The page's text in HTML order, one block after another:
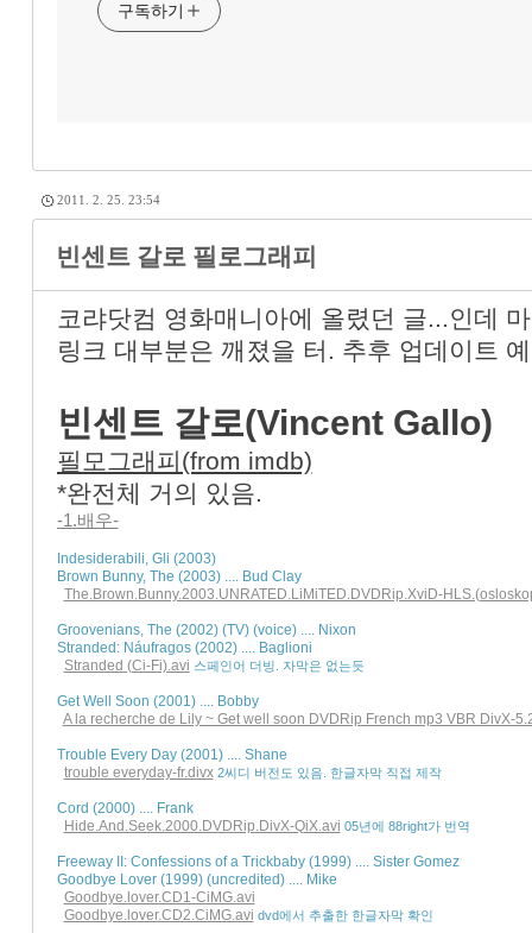
구독하기
2011. 2. 25. 23:54
빈센트 갈로 필로그래피
코랴닷컴 영화매니아에 올렸던 글...인데
링크 대부분은 깨졌을 터. 추후 업데이트
빈센트 갈로(Vincent Gallo)
필모그래피(from imdb)
*완전체 거의 있음.
-1.배우-
Indesiderabili, Gli (2003)
Brown Bunny, The (2003) .... Bud Clay
The.Brown.Bunny.2003.UNRATED.LiMiTED.DVDRip.XviD-
Groovenians, The (2002) (TV) (voice) .... Nixon
Stranded: Náufragos (2002) .... Baglioni
Stranded (Ci-Fi).avi 스페인어 더빙. 자막은 없는듯
Get Well Soon (2001) .... Bobby
A la recherche de Lily ~ Get well soon DVDRip French mp3 VBR DivX-
Trouble Every Day (2001) .... Shane
trouble everyday-fr.divx 2씨디 버전도 있음. 한글자막 직접 제작
Cord (2000) .... Frank
Hide.And.Seek.2000.DVDRip.DivX-QiX.avi 05년에 88right가 번역
Freeway II: Confessions of a Trickbaby (1999) .... Sister Gomez
Goodbye Lover (1999) (uncredited) .... Mike
Goodbye.lover.CD1-CiMG.avi
Goodbye.lover.CD2.CiMG.avi dvd에서 추출한 한글자막 확인